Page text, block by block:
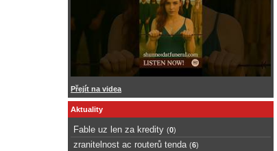
Přejít na videa
Aktuality
Fable uz len za kredity (0)
zranitelnost ac routerů tenda (6)